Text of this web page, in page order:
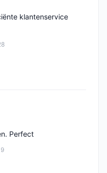
klantenservice
Perfect